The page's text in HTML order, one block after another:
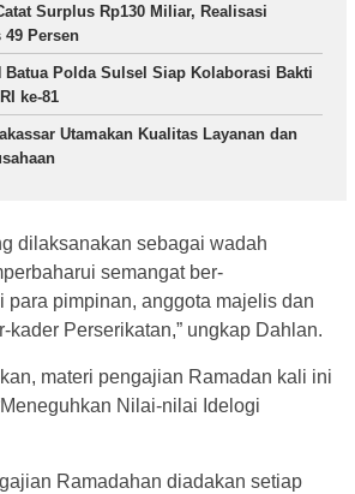
Surplus Rp130 Miliar, Realisasi
49 Persen
Batua Polda Sulsel Siap Kolaborasi Bakti
ke-81
Utamakan Kualitas Layanan dan
dilaksanakan sebagai wadah
semangat ber-
para pimpinan, anggota majelis dan
kader Perserikatan,” ungkap Dahlan.
materi pengajian Ramadan kali ini
Nilai-nilai Idelogi
Ramadahan diadakan setiap